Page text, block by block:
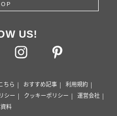
US!
ちら おすすめ記事
利用規約
シー クッキーポリシー
運営会社
料